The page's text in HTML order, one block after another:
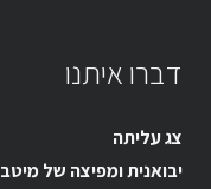
דברו איתנו
צג עליתה
יבואנית ומפיצה של